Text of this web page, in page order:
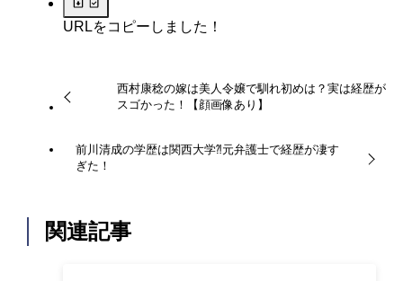
URLをコピーしました！
西村康稔の嫁は美人令嬢で馴れ初めは？実は経歴が
スゴかった！【顔画像あり】
前川清成の学歴は関西大学⁈元弁護士で経歴が凄す
ぎた！
関連記事